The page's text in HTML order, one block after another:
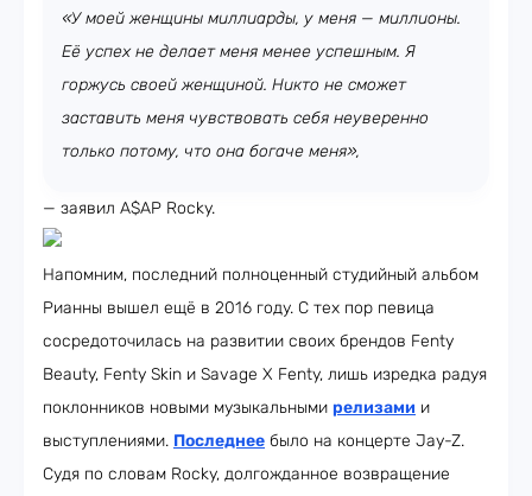
«У моей женщины миллиарды, у меня — миллионы.
Её успех не делает меня менее успешным. Я
горжусь своей женщиной. Никто не сможет
заставить меня чувствовать себя неуверенно
только потому, что она богаче меня»,
— заявил A$AP Rocky.
Напомним, последний полноценный студийный альбом
Рианны вышел ещё в 2016 году. С тех пор певица
сосредоточилась на развитии своих брендов Fenty
Beauty, Fenty Skin и Savage X Fenty, лишь изредка радуя
поклонников новыми музыкальными релизами и
выступлениями. Последнее было на концерте Jay-Z.
Судя по словам Rocky, долгожданное возвращение